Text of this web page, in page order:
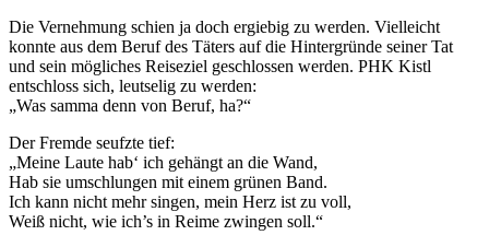
Die Vernehmung schien ja doch ergiebig zu werden. Vielleicht
konnte aus dem Beruf des Täters auf die Hintergründe seiner Tat
und sein mögliches Reiseziel geschlossen werden. PHK Kistl
entschloss sich, leutselig zu werden:
„Was samma denn von Beruf, ha?“
Der Fremde seufzte tief:
„Meine Laute hab‘ ich gehängt an die Wand,
Hab sie umschlungen mit einem grünen Band.
Ich kann nicht mehr singen, mein Herz ist zu voll,
Weiß nicht, wie ich’s in Reime zwingen soll.“